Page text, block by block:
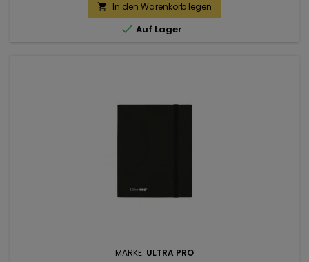
 In den Warenkorb legen
 Auf Lager
MARKE: ULTRA PRO